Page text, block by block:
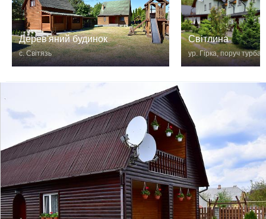
Дерев'яний будинок
с. Світязь
Світлина
ур. Гірка, поруч